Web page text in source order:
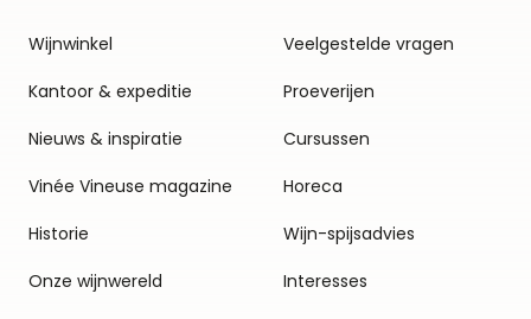
Wijnwinkel
Kantoor & expeditie
Nieuws & inspiratie
Vinée Vineuse magazine
Historie
Onze wijnwereld
Veelgestelde vragen
Proeverijen
Cursussen
Horeca
Wijn-spijsadvies
Interesses